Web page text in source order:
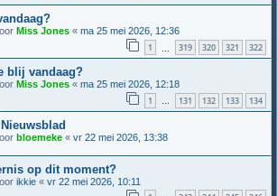
Miss Jones « ma 25 mei 2026, 12:36
1 319 320 321 322
blij vandaag?
Miss Jones « ma 25 mei 2026, 12:18
1 … 131 132 133 134
bloemeke « vr 22 mei 2026, 13:38
op dit moment?
ikkie « vr 22 mei 2026, 10:11